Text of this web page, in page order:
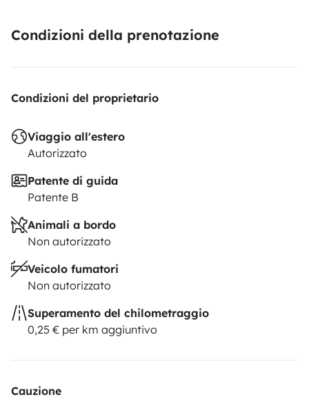
Condizioni della prenotazione
Condizioni del proprietario
Viaggio all'estero
Autorizzato
Patente di guida
Patente B
Animali a bordo
Non autorizzato
Veicolo fumatori
Non autorizzato
Superamento del chilometraggio
0,25 € per km aggiuntivo
Cauzione